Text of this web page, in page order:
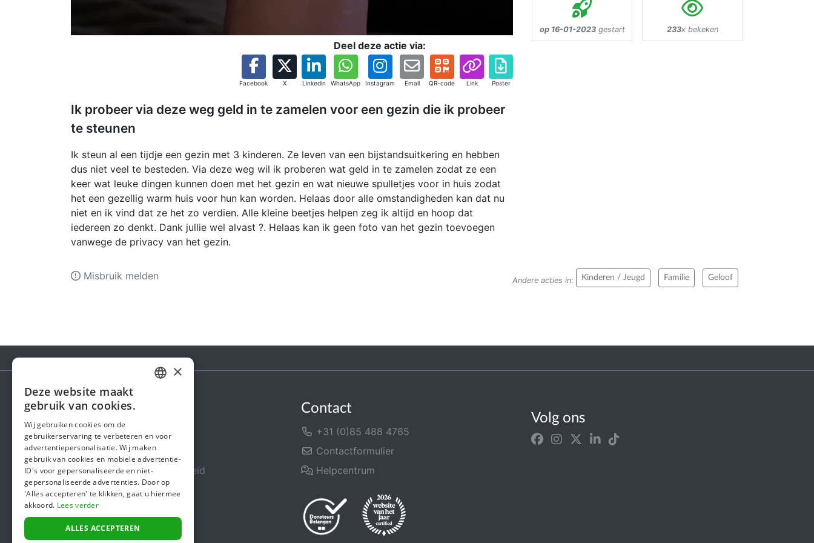
Deel deze actie via:
Facebook X Linkedin WhatsApp Instagram Email QR-code Link Poster
Ik probeer via deze weg geld in te zamelen voor een gezin die ik probeer
te steunen
Ik steun al een tijdje een gezin met 3 kinderen. Ze leven van een bijstandsuitkering en hebben
dus niet veel te besteden. Via deze weg wil ik proberen wat geld in te zamelen zodat ze een
keer wat leuke dingen kunnen doen met het gezin en wat nieuwe spulletjes voor in huis zodat
het een gezellig warm huis voor hun kan worden. Helaas door alle omstandigheden kan dat nu
niet en ik vind dat ze het zo verdien. Alle kleine beetjes helpen zeg ik altijd en hoop dat
iedereen zo denkt. Dank jullie wel alvast ?. Helaas kan ik geen foto van het gezin toevoegen
vanwege de privacy van het gezin.
op 16-01-2023gestart 233x bekeken
Andere acties in: Kinderen / Jeugd Familie Geloof
Misbruik melden
Steunactie
Over ons
In de media
Veiligheid & Betrouwbaarheid
Algemene voorwaarden
Privacybeleid
Cookiebeleid
Contact
+31 (0)85 488 4765
Contactformulier
Helpcentrum
Volg ons
ENGLISH
×
Deze website maakt
gebruik van cookies.
Wij gebruiken cookies om de
gebruikerservaring te verbeteren en voor
advertentiepersonalisatie. Wij maken
gebruik van cookies en mobiele advertentie-
ID's voor gepersonaliseerde en niet-
gepersonaliseerde advertenties. Door op
'Alles accepteren' te klikken, gaat u hiermee
akkoord. Lees verder
ALLES ACCEPTEREN